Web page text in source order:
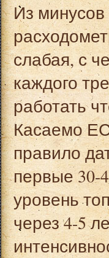
Из минусов
слабая, с
каждого
работать
Касаемо
правило
первые 30-
уровень
через 4-5